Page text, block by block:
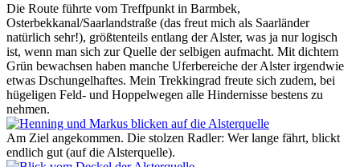
Die Route führte vom Treffpunkt in Barmbek,
Osterbekkanal/Saarlandstraße (das freut mich als Saarländer
natürlich sehr!), größtenteils entlang der Alster, was ja nur logisch
ist, wenn man sich zur Quelle der selbigen aufmacht. Mit dichtem
Grün bewachsen haben manche Uferbereiche der Alster irgendwie
etwas Dschungelhaftes. Mein Trekkingrad freute sich zudem, bei
hügeligen Feld- und Hoppelwegen alle Hindernisse bestens zu
nehmen.
Am Ziel angekommen. Die stolzen Radler: Wer lange fährt, blickt
endlich gut (auf die Alsterquelle).